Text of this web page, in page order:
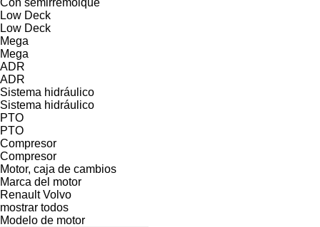
Low Deck
Low Deck
Mega
Mega
ADR
ADR
Sistema hidráulico
Sistema hidráulico
PTO
PTO
Compresor
Compresor
Motor, caja de cambios
Marca del motor
Renault Volvo
mostrar todos
Modelo de motor